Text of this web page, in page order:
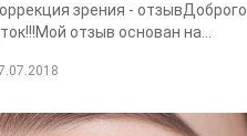
зрения - отзывДоброго
отзыв основан на...